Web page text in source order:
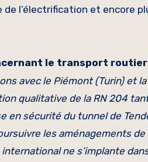
de l’électrification et encore
le transport routier
avec le Piémont (Turin) et
qualitative de la RN 204
en sécurité du tunnel de
les aménagements
ne s’implante